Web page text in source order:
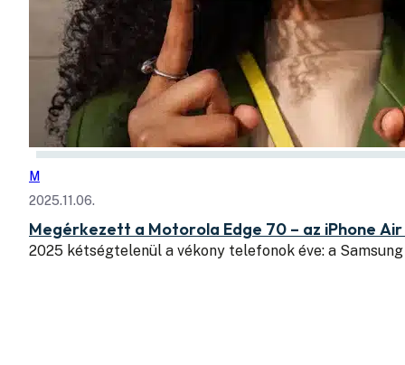
M
2025.11.06.
Megérkezett a Motorola Edge 70 – az iPhone
2025 kétségtelenül a vékony telefonok éve: a